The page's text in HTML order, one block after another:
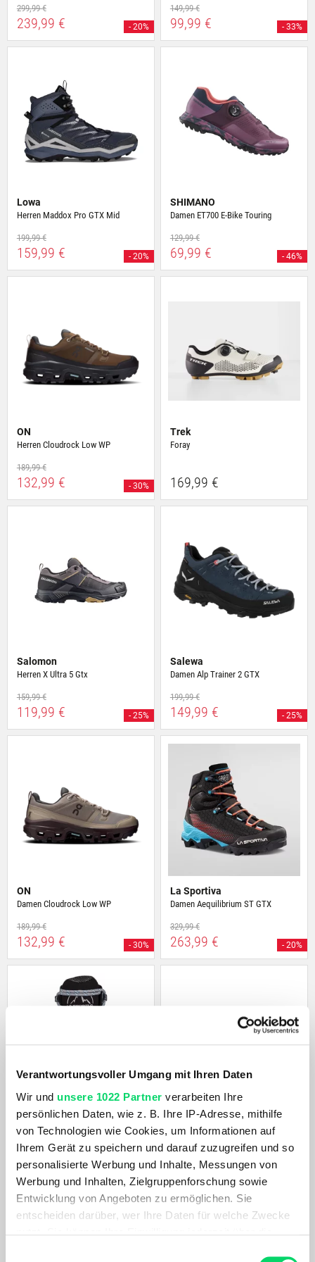
Verantwortungsvoller Umgang mit Ihren Daten
Wir und unsere 1022 Partner verarbeiten Ihre
persönlichen Daten, wie z. B. Ihre IP-Adresse, mithilfe
von Technologien wie Cookies, um Informationen auf
Ihrem Gerät zu speichern und darauf zuzugreifen und so
personalisierte Werbung und Inhalte, Messungen von
Werbung und Inhalten, Zielgruppenforschung sowie
Entwicklung von Angeboten zu ermöglichen. Sie
entscheiden darüber, wer Ihre Daten für welche Zwecke
299,99 €
239,99 € - 20%
149,99 €
99,99 € - 33%
Lowa
Herren Maddox Pro GTX Mid
199,99 €
159,99 € - 20%
SHIMANO
Damen ET700 E-Bike Touring
129,99 €
69,99 € - 46%
ON
Herren Cloudrock Low WP
189,99 €
132,99 € - 30%
Trek
Foray
169,99 €
Salomon
Herren X Ultra 5 Gtx
159,99 €
119,99 € - 25%
Salewa
Damen Alp Trainer 2 GTX
199,99 €
149,99 € - 25%
ON
Damen Cloudrock Low WP
189,99 €
132,99 € - 30%
La Sportiva
Damen Aequilibrium ST GTX
329,99 €
263,99 € - 20%
La Sportiva
Damen Trango Tech Leather GTX
146,99 €
HOKA
Damen Clifton 10
111,99 €
1 2 ... 9 Weiter →